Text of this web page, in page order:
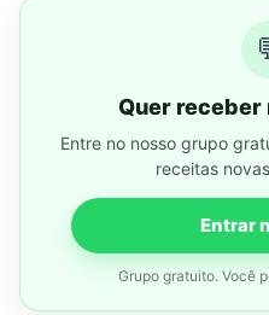
Quer receber
Entre no nosso grupo
receitas
Entrar
Grupo gratuito. Você